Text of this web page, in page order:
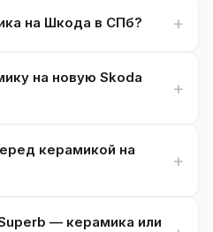
на Шкода в СПб?
на новую Skoda
керамикой на
— керамика или